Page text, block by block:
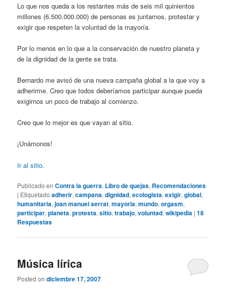
Lo que nos queda a los restantes más de seis mil quinientos
millones (6.500.000.000) de personas es juntarnos, protestar y
exigir que respeten la voluntad de la mayoría.
Por lo menos en lo que a la conservación de nuestro planeta y
de la dignidad de la gente se trata.
Bernardo me avisó de una nueva campaña global a la que voy a
adherirme. Creo que todos deberíamos participar aunque pueda
exigirnos un poco de trabajo al comienzo.
Creo que lo mejor es que vayan al sitio.
¡Unámonos!
Ir al sitio.
Publicado en Contra la guerra, Libro de quejas, Recomendaciones
| Etiquetado adherir,campana,dignidad,ecologista,exigir,global,
humanitaria,joan manuel serrat,mayoria,mundo,orgasm,
participar,planeta,protesta,sitio,trabajo,voluntad,wikipedia |18
Respuestas
Música lírica
Posted ondiciembre 17, 2007